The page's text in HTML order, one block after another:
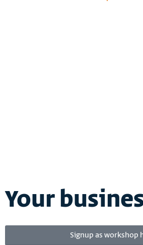
Your
Signup as workshop